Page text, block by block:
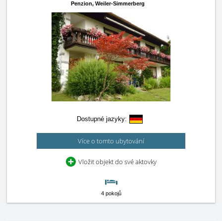
Penzion, Weiler-Simmerberg
Dostupné jazyky:
Více o tomto ubytování
Vložit objekt do své aktovky
4 pokojů